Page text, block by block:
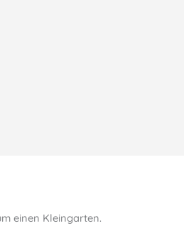
einen Kleingarten.